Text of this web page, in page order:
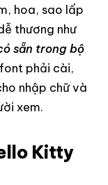
hoa, sao lấp
thương như
sẵn trong bộ
phải cài,
nhập chữ và
xem.
Kitty